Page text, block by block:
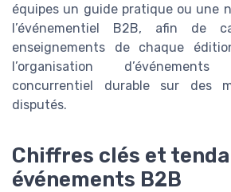
équipes un guide pratique ou une
l’événementiel B2B, afin de
enseignements de chaque
l’organisation
concurrentiel durable sur des
disputés.
Chiffres clés et
événements B2B